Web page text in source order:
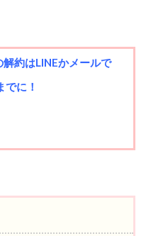
解約はLINEかメールで
に！